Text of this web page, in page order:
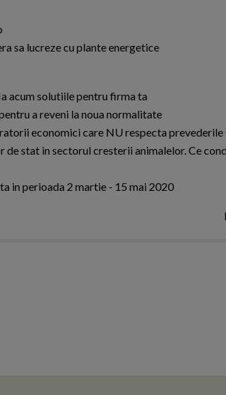
sa lucreze cu plante energetice
acum solutiile pentru firma ta
a reveni la noua normalitate
economici care NU respecta
de stat in sectorul cresterii animalelor. Ce
in perioada 2 martie - 15 mai 2020